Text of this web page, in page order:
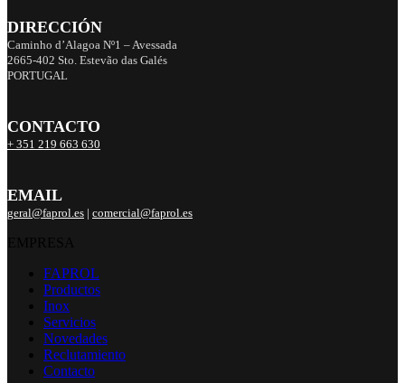
DIRECCIÓN
Caminho d’Alagoa Nº1 – Avessada
2665-402 Sto. Estevão das Galés
PORTUGAL
CONTACTO
+ 351 219 663 630
EMAIL
geral@faprol.es comercial@faprol.es
FAPROL
Productos
Inox
Servicios
Novedades
Reclutamiento
Contacto